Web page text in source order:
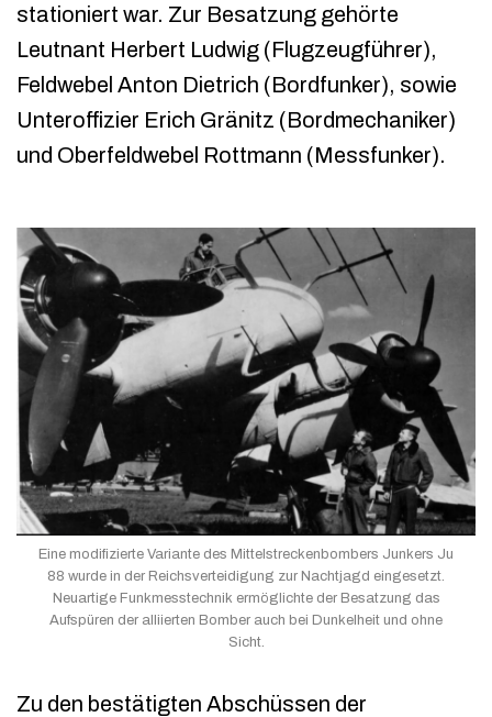
stationiert war. Zur Besatzung gehörte
Leutnant Herbert Ludwig (Flugzeugführer),
Feldwebel Anton Dietrich (Bordfunker), sowie
Unteroffizier Erich Gränitz (Bordmechaniker)
und Oberfeldwebel Rottmann (Messfunker).
Eine modifizierte Variante des Mittelstreckenbombers Junkers Ju
88 wurde in der Reichsverteidigung zur Nachtjagd eingesetzt.
Neuartige Funkmesstechnik ermöglichte der Besatzung das
Aufspüren der alliierten Bomber auch bei Dunkelheit und ohne
Sicht.
Zu den bestätigten Abschüssen der